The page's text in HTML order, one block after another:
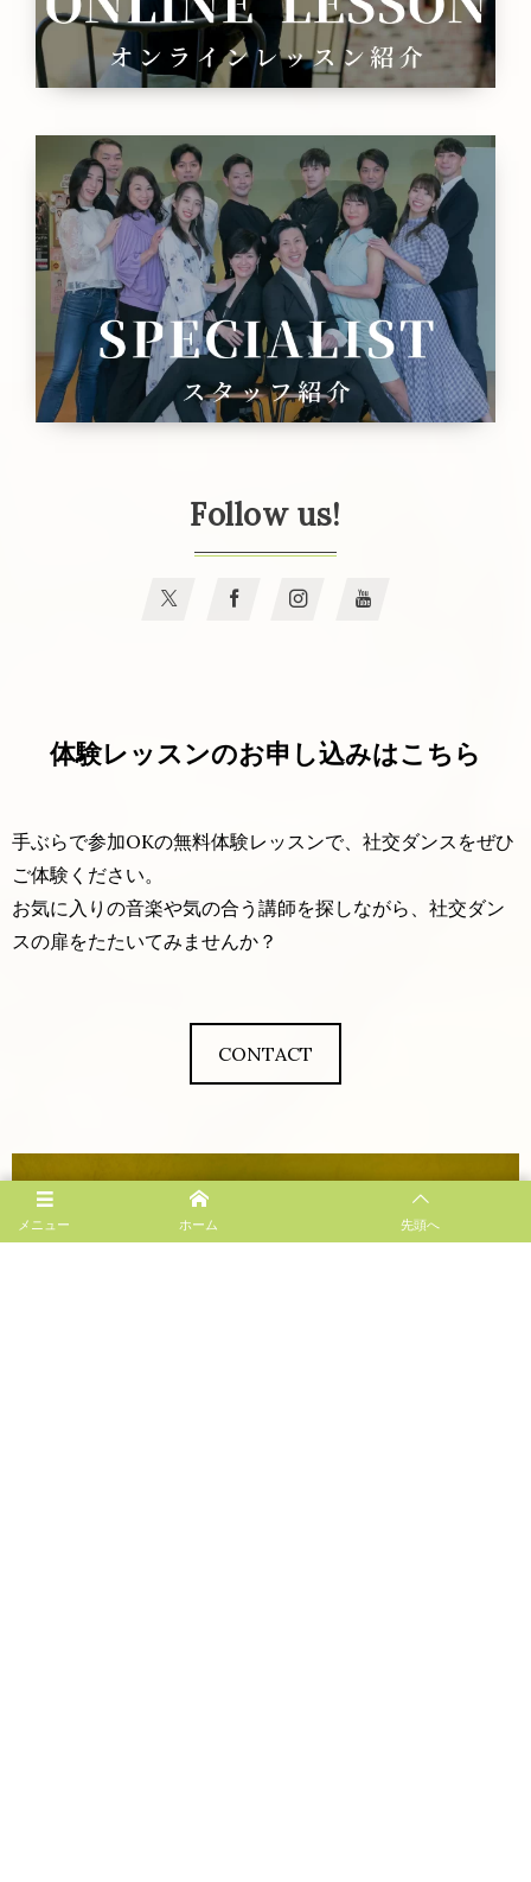
Follow us!
体験レッスンのお申し込みはこちら
手ぶらで参加OKの無料体験レッスンで、社交ダンスをぜひ
ご体験ください。
お気に入りの音楽や気の合う講師を探しながら、社交ダン
スの扉をたたいてみませんか？
CONTACT
メニュー ホーム 先頭へ